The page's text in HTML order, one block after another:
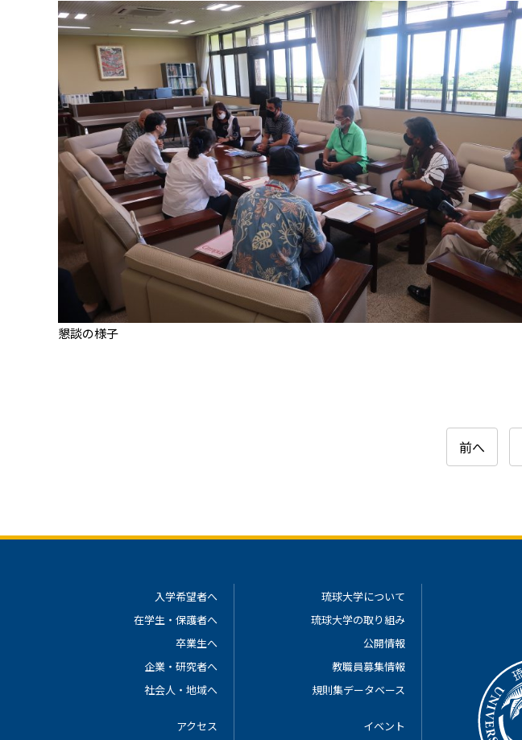
懇談の様子
前へ
入学希望者へ
在学生・保護者へ
卒業生へ
企業・研究者へ
社会人・地域へ
アクセス
琉球大学について
琉球大学の取り組み
公開情報
教職員募集情報
規則集データベース
イベント